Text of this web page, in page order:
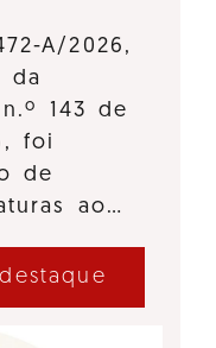
A/2026,
da
143 de
foi
de
ao…